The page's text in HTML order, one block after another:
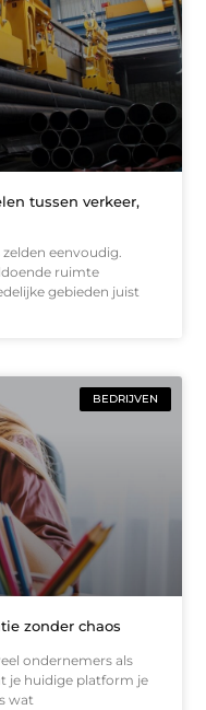
tussen verkeer,
eenvoudig.
ruimte
gebieden juist
BEDRIJVEN
zonder chaos
ondernemers als
je huidige platform je
wat